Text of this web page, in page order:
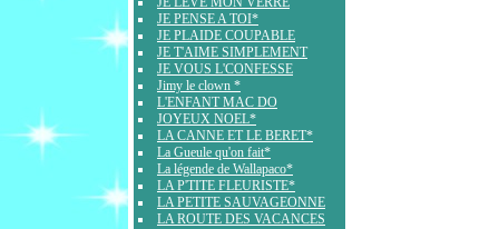
JE PENSE A TOI*
JE PLAIDE COUPABLE
JE T'AIME SIMPLEMENT
JE VOUS L'CONFESSE
Jimy le clown *
L'ENFANT MAC DO
JOYEUX NOEL*
LA CANNE ET LE BERET*
La Gueule qu'on fait*
La légende de Wallapaco*
LA P'TITE FLEURISTE*
LA PETITE SAUVAGEONNE
LA ROUTE DES VACANCES